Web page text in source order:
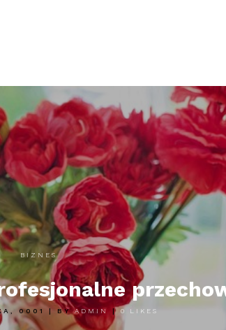
BIZNES
0001 | BYADMIN | 0 LIKES